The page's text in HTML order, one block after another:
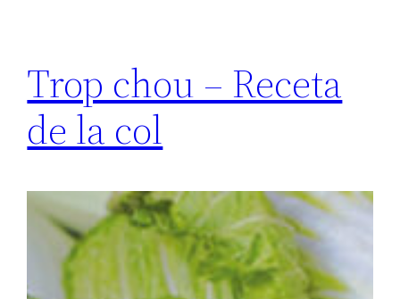
Trop chou – Receta
de la col